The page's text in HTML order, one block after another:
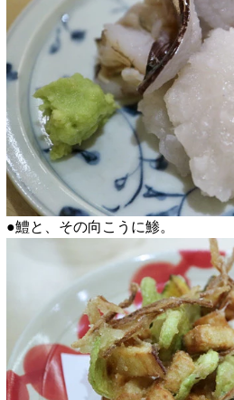
●鱧と、その向こうに鯵。